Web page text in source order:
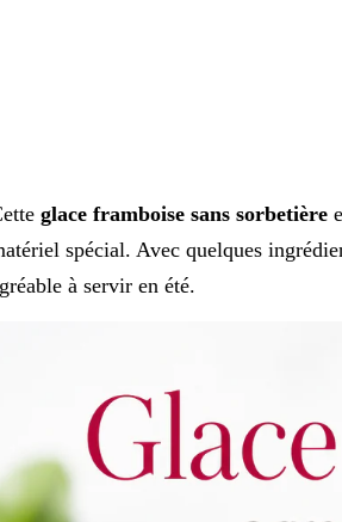
glace framboise sans sorbetière
spécial. Avec quelques
à servir en été.